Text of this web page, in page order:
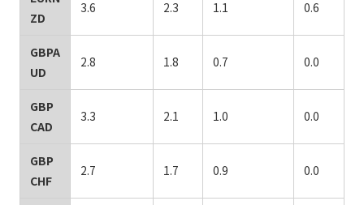
ZD
3.6 2.3 1.1 0.6
GBPA
UD
2.8 1.8 0.7 0.0
GBP
CAD
3.3 2.1 1.0 0.0
GBP
CHF
2.7 1.7 0.9 0.0